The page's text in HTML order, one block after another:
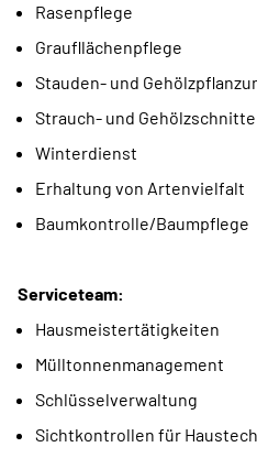
Rasenpflege
Graufllächenpflege
Stauden- und
Strauch- und Gehölzschnitte
Winterdienst
Erhaltung von Artenvielfalt
Baumkontrolle/Baumpflege
Serviceteam:
Hausmeistertätigkeiten
Mülltonnenmanagement
Schlüsselverwaltung
Sichtkontrollen für